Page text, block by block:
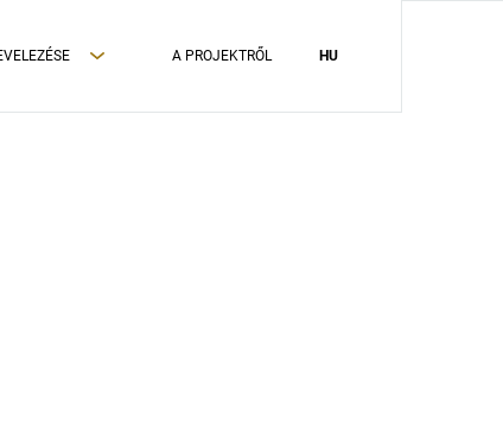
A PROJEKTRŐL HU
ADATVÉDELMI TÁJÉKOZTATÓ